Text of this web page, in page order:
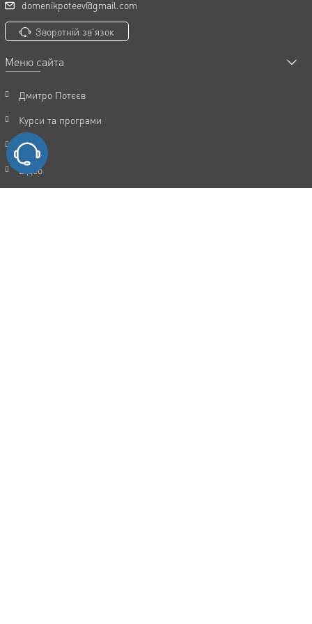
domenikpoteev@gmail.com
Зворотній зв'язок
Меню сайта
Дмитро Потєєв
Курси та програми
Статті
Відео